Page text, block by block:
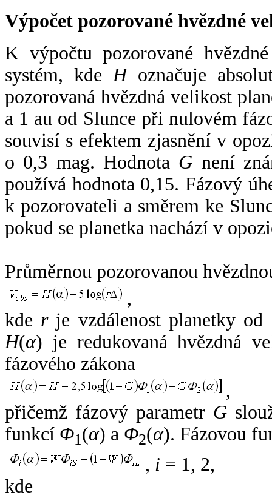
Výpočet pozorované hvězdné
K výpočtu pozorované
systém, kde Hoznačuje
pozorovaná hvězdná velikost
a 1 au od Slunce při nulovém
souvisí s efektem zjasnění v
o 0,3 mag. Hodnota G není
používá hodnota 0,15. Fázový
k pozorovateli a směrem ke
pokud se planetka nachází v
Průměrnou pozorovanou
,
kde rje vzdálenost planetky od
H(α) je redukovaná hvězdná
fázového zákona
,
přičemž fázový parametr G
funkcí Φ1(α) a Φ2(α). Fázovou
, i = 1, 2,
kde